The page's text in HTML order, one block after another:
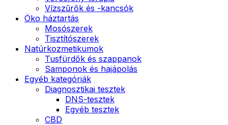
Vízszűrők és -kancsók
Öko háztartás
Mosószerek
Tisztítószerek
Natúrkozmetikumok
Tusfürdők és szappanok
Samponok és hajápolás
Egyéb kategóriák
Diagnosztikai tesztek
DNS-tesztek
Egyéb tesztek
CBD